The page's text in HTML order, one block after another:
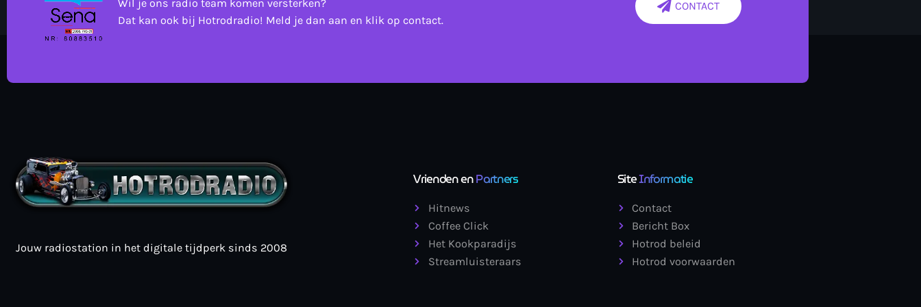
Wil je ons radio team komen versterken?
Dat kan ook bij Hotrodradio! Meld je dan aan en klik op contact.
CONTACT
Jouw radiostation in het digitale tijdperk sinds 2008
Vrienden enPartners
Hitnews
Coffee Click
Het Kookparadijs
Streamluisteraars
SiteInformatie
Contact
Bericht Box
Hotrod beleid
Hotrod voorwaarden